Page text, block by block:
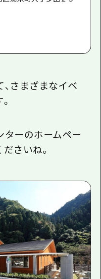
さまざまなイベ
ターのホームペー
さいね。